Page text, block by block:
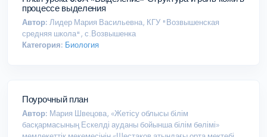
процессе выделения
Автор: Лидер Мария Васильевна, КГУ "Возвышенская
средняя школа", с.Возвышенка
Категория: Биология
Поурочный план
Автор: Мария Швецова, «Жетісу облысы білім
басқармасының Ескелді ауданы бойынша білім бөлімі»